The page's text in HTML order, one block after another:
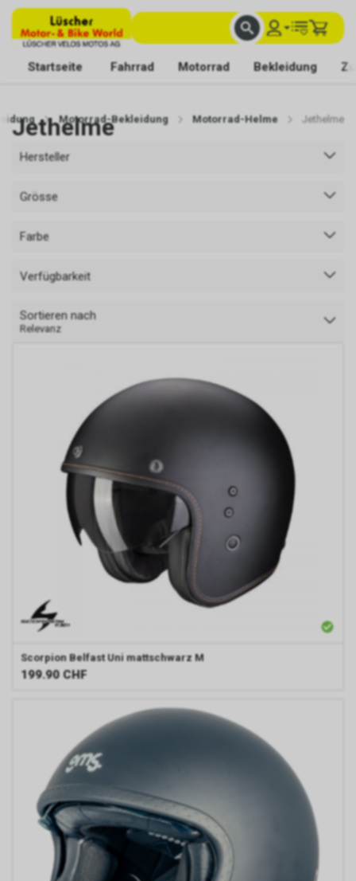
Startseite Fahrrad Motorrad Bekleidung
Motorrad-Bekleidung Motorrad-Helme Jethelme
Jethelme
Hersteller
Grösse
Farbe
Verfügbarkeit
Sortieren nach
Relevanz
Scorpion Belfast Uni mattschwarz M
199.90 CHF